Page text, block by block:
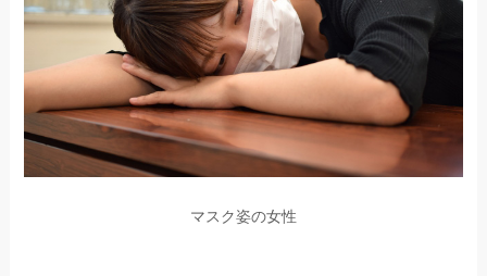
マスク姿の女性